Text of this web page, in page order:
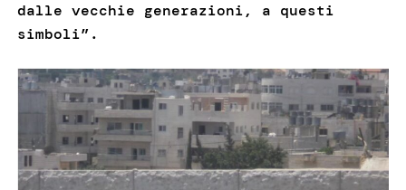
dalle vecchie generazioni, a questi
simboli”.